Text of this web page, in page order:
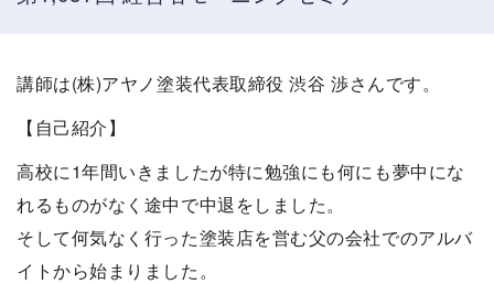
講師は(株)アヤノ塗装代表取締役 渋谷 渉さんです。
【自己紹介】
高校に1年間いきましたが特に勉強にも何にも夢中にな
れるものがなく途中で中退をしました。
そして何気なく行った塗装店を営む父の会社でのアルバ
イトから始まりました。